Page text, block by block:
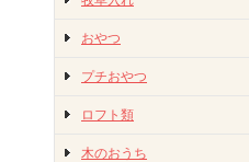
おやつ
プチおやつ
ロフト類
木のおうち